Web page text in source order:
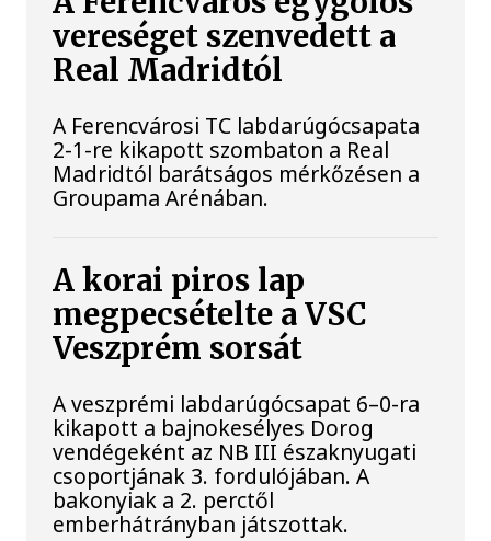
vereséget szenvedett a
Real Madridtól
A Ferencvárosi TC labdarúgócsapata
2-1-re kikapott szombaton a Real
Madridtól barátságos mérkőzésen a
Groupama Arénában.
A korai piros lap
megpecsételte a VSC
Veszprém sorsát
A veszprémi labdarúgócsapat 6–0-ra
kikapott a bajnokesélyes Dorog
vendégeként az NB III északnyugati
csoportjának 3. fordulójában. A
bakonyiak a 2. perctől
emberhátrányban játszottak.